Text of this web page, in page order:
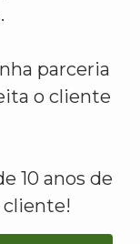
parceria
o cliente
10 anos de
cliente!